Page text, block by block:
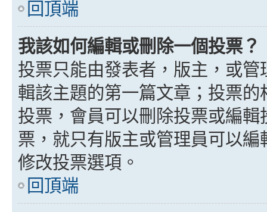
回頂端
我該如何編輯或刪除一個投票？
投票只能由發表者，版主，或
輯該主題的第一篇文章；投票
投票，會員可以刪除投票或編
票，就只有版主或管理員可以
修改投票選項。
回頂端